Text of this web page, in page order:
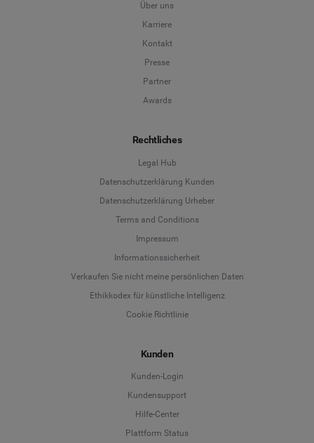
Über uns
Karriere
Kontakt
Presse
Partner
Awards
Rechtliches
Legal Hub
Datenschutzerklärung Kunden
Datenschutzerklärung Urheber
Terms and Conditions
Impressum
Informationssicherheit
Verkaufen Sie nicht meine persönlichen Daten
Ethikkodex für künstliche Intelligenz
Cookie Richtlinie
Kunden
Kunden-Login
Kundensupport
Hilfe-Center
Plattform Status
Deutsch
English